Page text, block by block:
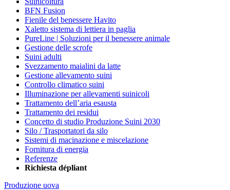
BFN Fusion
Fienile del benessere Havito
Xaletto sistema di lettiera in paglia
PureLine | Soluzioni per il benessere animale
Gestione delle scrofe
Suini adulti
Svezzamento maialini da latte
Gestione allevamento suini
Controllo climatico suini
Illuminazione per allevamenti suinicoli
Trattamento dell’aria esausta
Trattamento dei residui
Concetto di studio Produzione Suini 2030
Silo / Trasportatori da silo
Sistemi di macinazione e miscelazione
Fornitura di energia
Referenze
Richiesta dépliant
Produzione uova